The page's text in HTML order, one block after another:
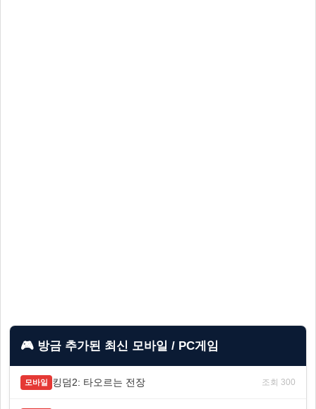
🎮 방금 추가된 최신 모바일 / PC게임
모바일 킹덤2: 타오르는 전장 조회 300